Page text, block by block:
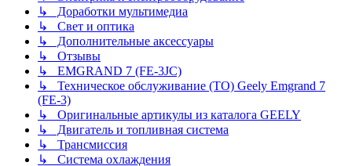
↳ Доработки мультимедиа
↳ Свет и оптика
↳ Дополнительные аксессуары
↳ Отзывы
↳ EMGRAND 7 (FE-3JC)
↳ Техническое обслуживание (ТО) Geely Emgrand 7
(FE-3)
↳ Оригинальные артикулы из каталога GEELY
↳ Двигатель и топливная система
↳ Трансмиссия
↳ Система охлаждения